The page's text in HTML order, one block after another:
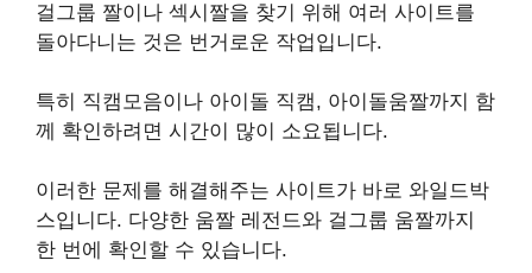
걸그룹 짤이나 섹시짤을 찾기 위해 여러 사이트를
돌아다니는 것은 번거로운 작업입니다.
특히 직캠모음이나 아이돌 직캠, 아이돌움짤까지 함
께 확인하려면 시간이 많이 소요됩니다.
이러한 문제를 해결해주는 사이트가 바로 와일드박
스입니다. 다양한 움짤 레전드와 걸그룹 움짤까지
한 번에 확인할 수 있습니다.